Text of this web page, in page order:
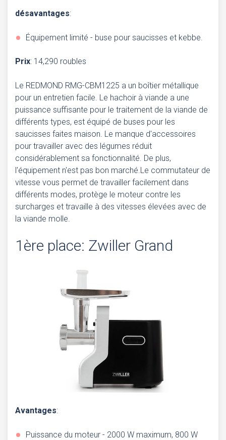
désavantages:
Équipement limité - buse pour saucisses et kebbe.
Prix: 14,290 roubles
Le REDMOND RMG-CBM1225 a un boîtier métallique
pour un entretien facile. Le hachoir à viande a une
puissance suffisante pour le traitement de la viande de
différents types, est équipé de buses pour les
saucisses faites maison. Le manque d'accessoires
pour travailler avec des légumes réduit
considérablement sa fonctionnalité. De plus,
l'équipement n'est pas bon marché.Le commutateur de
vitesse vous permet de travailler facilement dans
différents modes, protège le moteur contre les
surcharges et travaille à des vitesses élevées avec de
la viande molle.
1ère place: Zwiller Grand
Avantages:
Puissance du moteur - 2000 W maximum, 800 W